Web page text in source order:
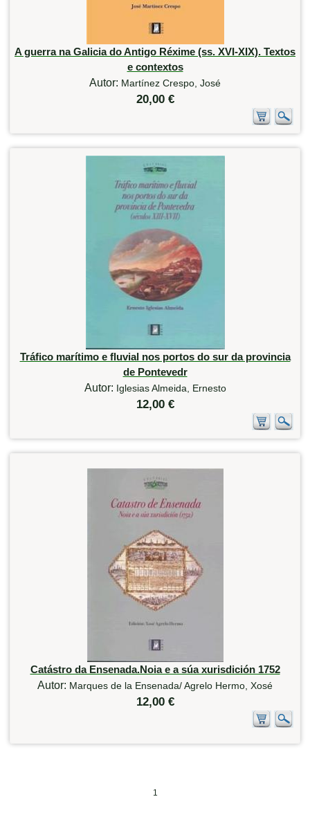
A guerra na Galicia do Antigo Réxime (ss. XVI-XIX). Textos
e contextos
Autor: Martínez Crespo, José
20,00 €
Tráfico marítimo e fluvial nos portos do sur da provincia
de Pontevedr
Autor: Iglesias Almeida, Ernesto
12,00 €
Catástro da Ensenada.Noia e a súa xurisdición 1752
Autor: Marques de la Ensenada/ Agrelo Hermo, Xosé
12,00 €
1